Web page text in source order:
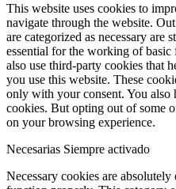
This website uses cookies to
navigate through the website.
are categorized as necessary are
essential for the working of
also use third-party cookies that
you use this website. These
only with your consent. You also
cookies. But opting out of some
on your browsing experience.
Necesarias Siempre activado
Necessary cookies are